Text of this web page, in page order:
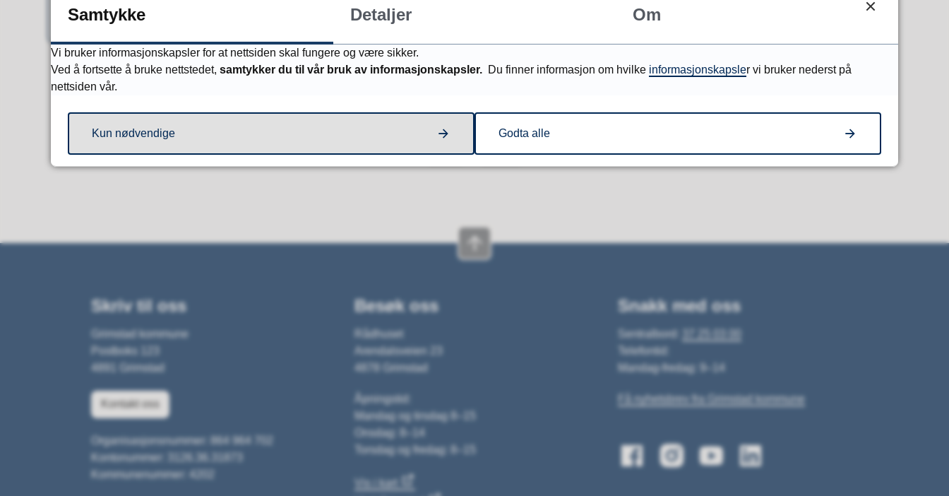
Skriv til oss
Grimstad kommune
Postboks 123
4891 Grimstad
Kontakt oss
Organisasjonsnummer: 864 964 702
Kontonummer: 3126.36.31873
Kommunenummer: 4202
Besøk oss
Rådhuset
Arendalsveien 23
4878 Grimstad
Åpningstid:
Mandag og tirsdag 8–15
Onsdag: 8–14
Torsdag og fredag: 8–15
Vis i kart
Snakk med oss
Sentralbord:
Telefontid:
Mandag-fredag: 9–14
Få nyhetsbrev fra Grimstad kommune
Samtykke Detaljer Om
Vi bruker informasjonskapsler for at nettsiden skal fungere og være sikker.
Ved å fortsette å bruke nettstedet, samtykker du til vår bruk av informasjonskapsler. Du finner informasjon om hvilke informasjonskapsler vi bruker nederst på
nettsiden vår.
Kun nødvendige Godta alle